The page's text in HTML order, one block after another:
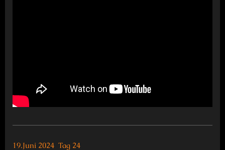
19.Juni 2024 Tag 24